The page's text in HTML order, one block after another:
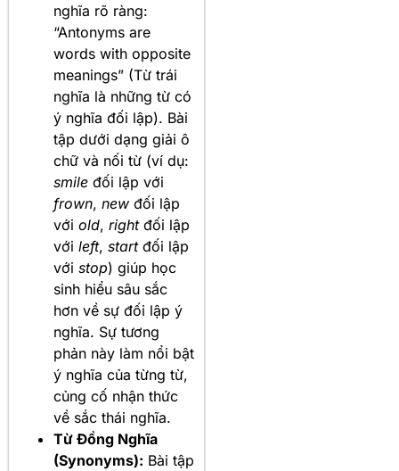
nghĩa rõ ràng:
“Antonyms are
words with opposite
meanings” (Từ trái
nghĩa là những từ có
ý nghĩa đối lập). Bài
tập dưới dạng giải ô
chữ và nối từ (ví dụ:
smile đối lập với
frown, new đối lập
với old, rightđối lập
với left, startđối lập
với stop) giúp học
sinh hiểu sâu sắc
hơn về sự đối lập ý
nghĩa. Sự tương
phản này làm nổi bật
ý nghĩa của từng từ,
củng cố nhận thức
về sắc thái nghĩa.
Từ Đồng Nghĩa
(Synonyms): Bài tập